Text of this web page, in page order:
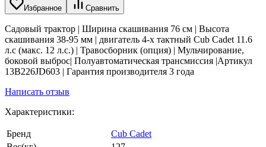
Избранное Сравнить
Садовый трактор | Ширина скашивания 76 см | Высота
скашивания 38-95 мм | двигатель 4-х тактный Cub Cadet 11.6
л.с (макс. 12 л.с.) | Травосборник (опция) | Мульчирование,
боковой выброс| Полуавтоматическая трансмиссия |Артикул
13B226JD603 | Гарантия производителя 3 года
Написать отзыв
Характеристики:
Бренд
Cub Cadet